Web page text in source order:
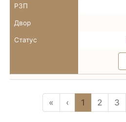
РЗП
Двор
Статус
« ‹ 1 2 3